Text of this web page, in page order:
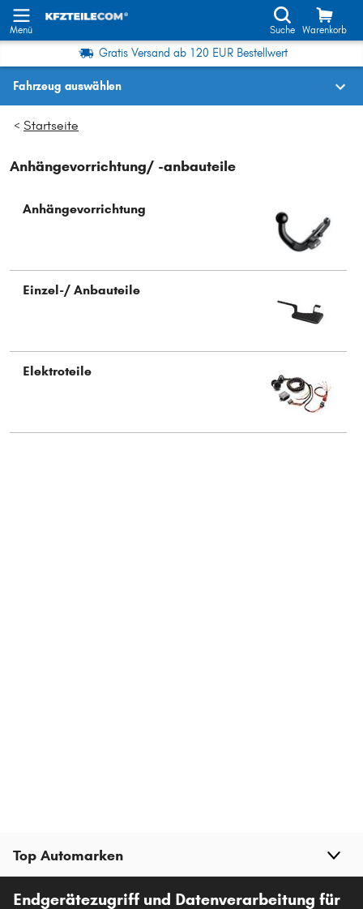
Menü Suche Warenkorb
Gratis Versand ab 120 EUR Bestellwert
Fahrzeug auswählen
Wo finde ich die?
Fahrzeug auswählen
Oder Fahrzeugauswahl nach Kriterien:
Hersteller wählen
Typ wählen
> Startseite
Anhängevorrichtung/ -anbauteile
Anhängevorrichtung
Einzel-/ Anbauteile
Elektroteile
Top Automarken
Top Produkte
Endgerätezugriff und Datenverarbeitung für